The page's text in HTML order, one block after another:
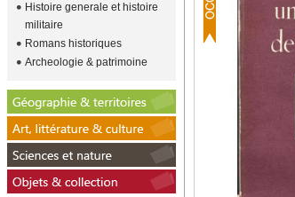
Histoire generale et histoire
militaire
Romans historiques
Archeologie & patrimoine